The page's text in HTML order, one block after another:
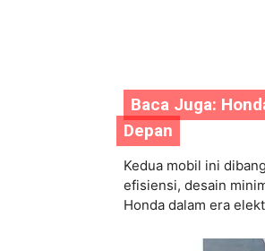
Baca Juga:
Depan
Kedua mobil ini
efisiensi, desain
Honda dalam era